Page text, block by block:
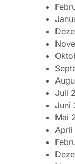
Juli
Juni
Mai